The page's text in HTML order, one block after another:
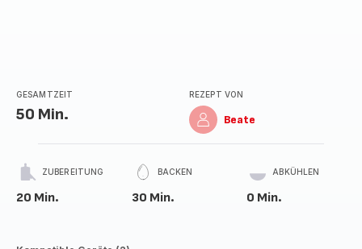
GESAMTZEIT
50 Min.
REZEPT VON
Beate
ZUBEREITUNG
20 Min.
BACKEN
30 Min.
ABKÜHLEN
0 Min.